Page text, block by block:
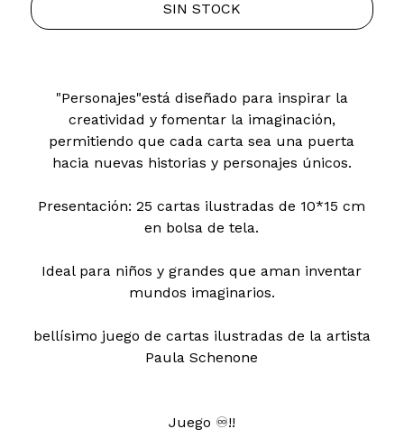
SIN STOCK
"Personajes"está diseñado para inspirar la
creatividad y fomentar la imaginación,
permitiendo que cada carta sea una puerta
hacia nuevas historias y personajes únicos.
Presentación: 25 cartas ilustradas de 10*15 cm
en bolsa de tela.
Ideal para niños y grandes que aman inventar
mundos imaginarios.
bellísimo juego de cartas ilustradas de la artista
Paula Schenone
Juego ♾️!!